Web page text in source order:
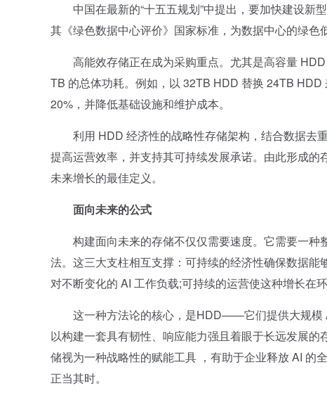
中国在最新的“十五五规划”中提出，要加快建设新
其《绿色数据中心评价》国家标准，为数据中心的绿色
高能效存储正在成为采购重点。尤其是高容量 HDD
TB 的总体功耗。例如，以 32TB HDD 替换 24TB
20%，并降低基础设施和维护成本。
利用 HDD 经济性的战略性存储架构，结合数据去
提高运营效率，并支持其可持续发展承诺。由此形成
未来增长的最佳定义。
面向未来的公式
构建面向未来的存储不仅仅需要速度。它需要一种
法。这三大支柱相互支撑：可持续的经济性确保数据
对不断变化的 AI 工作负载;可持续的运营使这种增长在
这一种方法论的核心，是HDD——它们提供大规模
以构建一套具有韧性、响应能力强且着眼于长远发展
储视为一种战略性的赋能工具 ，有助于企业释放 AI 的
正当其时。